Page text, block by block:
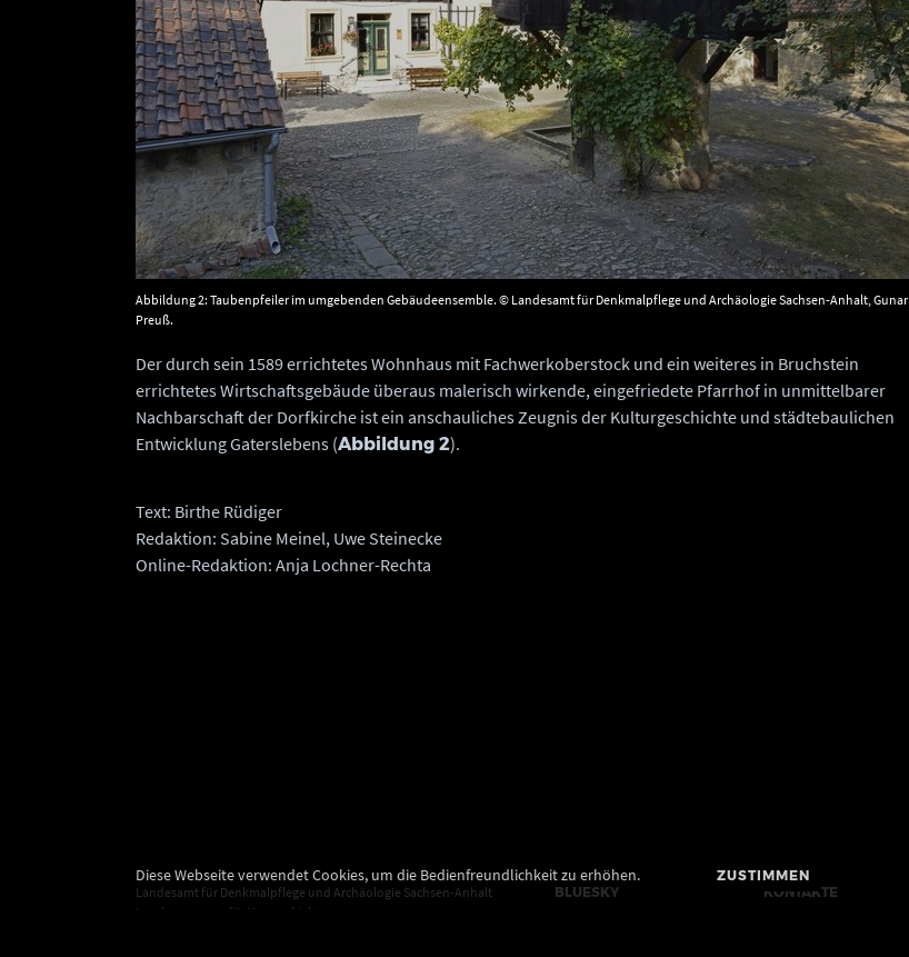
Diese Webseite verwendet Cookies, um die Bedienfreundlichkeit zu erhöhen. ZUSTIMMEN
Abbildung 2: Taubenpfeiler im umgebenden Gebäudeensemble. © Landesamt für Denkmalpflege und Archäologie Sachsen-Anhalt, Gunar
Preuß.
Der durch sein 1589 errichtetes Wohnhaus mit Fachwerkoberstock und ein weiteres in Bruchstein
errichtetes Wirtschaftsgebäude überaus malerisch wirkende, eingefriedete Pfarrhof in unmittelbarer
Nachbarschaft der Dorfkirche ist ein anschauliches Zeugnis der Kulturgeschichte und städtebaulichen
Entwicklung Gaterslebens (Abbildung 2).
Text: Birthe Rüdiger
Redaktion: Sabine Meinel, Uwe Steinecke
Online-Redaktion: Anja Lochner-Rechta
Landesamt für Denkmalpflege und Archäologie Sachsen-Anhalt
Landesmuseum für Vorgeschichte
BLUESKY
KONTAKTE